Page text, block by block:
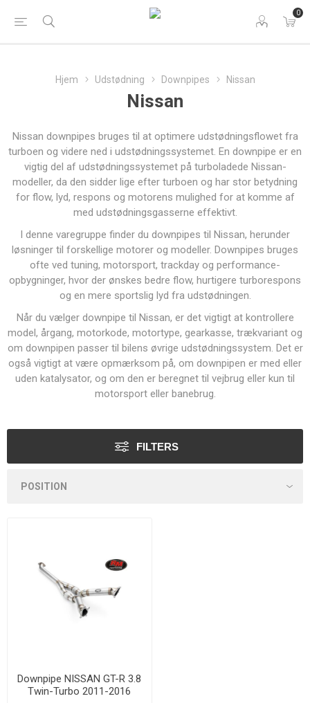
0
Hjem Udstødning Downpipes Nissan
Nissan
Nissan downpipes bruges til at optimere udstødningsflowet fra
turboen og videre ned i udstødningssystemet. En downpipe er en
vigtig del af udstødningssystemet på turboladede Nissan-
modeller, da den sidder lige efter turboen og har stor betydning
for flow, lyd, respons og motorens mulighed for at komme af
med udstødningsgasserne effektivt.
I denne varegruppe finder du downpipes til Nissan, herunder
løsninger til forskellige motorer og modeller. Downpipes bruges
ofte ved tuning, motorsport, trackday og performance-
opbygninger, hvor der ønskes bedre flow, hurtigere turborespons
og en mere sportslig lyd fra udstødningen.
Når du vælger downpipe til Nissan, er det vigtigt at kontrollere
model, årgang, motorkode, motortype, gearkasse, trækvariant og
om downpipen passer til bilens øvrige udstødningssystem. Det er
også vigtigt at være opmærksom på, om downpipen er med eller
uden katalysator, og om den er beregnet til vejbrug eller kun til
motorsport eller banebrug.
FILTERS
Downpipe NISSAN GT-R 3.8
Twin-Turbo 2011-2016